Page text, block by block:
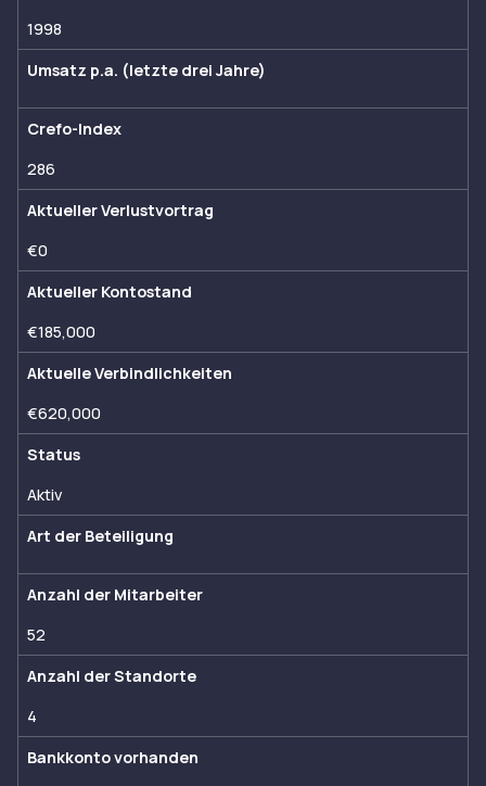
1998
Umsatz p.a. (letzte drei Jahre)
Crefo-Index
286
Aktueller Verlustvortrag
€0
Aktueller Kontostand
€185,000
Aktuelle Verbindlichkeiten
€620,000
Status
Aktiv
Art der Beteiligung
Anzahl der Mitarbeiter
52
Anzahl der Standorte
4
Bankkonto vorhanden